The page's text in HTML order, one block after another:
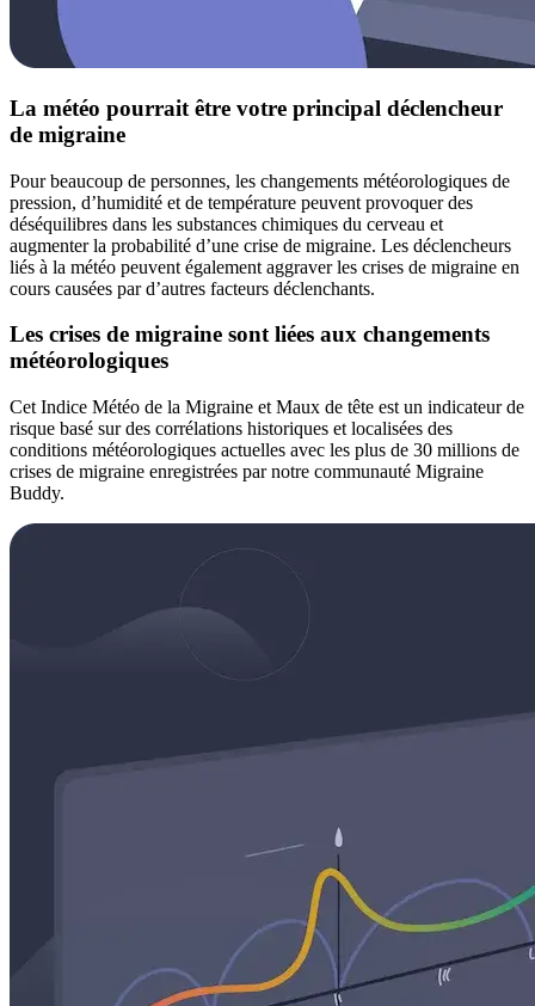
La météo pourrait être votre principal déclencheur
de migraine
Pour beaucoup de personnes, les changements météorologiques de
pression, d’humidité et de température peuvent provoquer des
déséquilibres dans les substances chimiques du cerveau et
augmenter la probabilité d’une crise de migraine. Les déclencheurs
liés à la météo peuvent également aggraver les crises de migraine en
cours causées par d’autres facteurs déclenchants.
Les crises de migraine sont liées aux changements
météorologiques
Cet Indice Météo de la Migraine et Maux de tête est un indicateur de
risque basé sur des corrélations historiques et localisées des
conditions météorologiques actuelles avec les plus de 30 millions de
crises de migraine enregistrées par notre communauté Migraine
Buddy.